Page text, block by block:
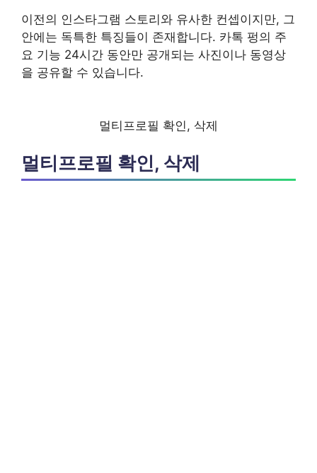
이전의 인스타그램 스토리와 유사한 컨셉이지만, 그
안에는 독특한 특징들이 존재합니다. 카톡 펑의 주
요 기능 24시간 동안만 공개되는 사진이나 동영상
을 공유할 수 있습니다.
멀티프로필 확인, 삭제
멀티프로필 확인, 삭제